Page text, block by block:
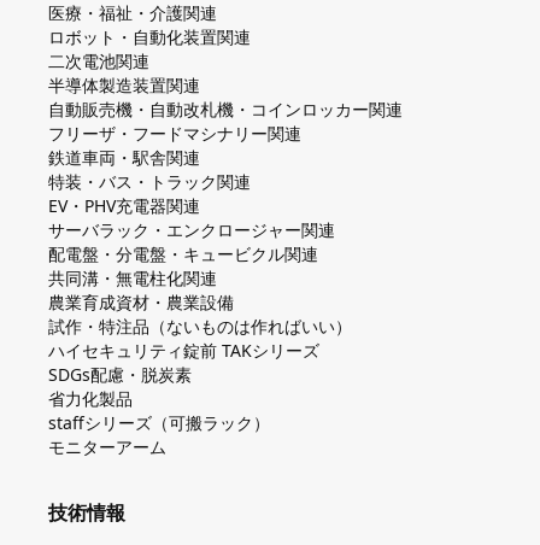
医療・福祉・介護関連
ロボット・自動化装置関連
二次電池関連
半導体製造装置関連
自動販売機・自動改札機・コインロッカー関連
フリーザ・フードマシナリー関連
鉄道車両・駅舎関連
特装・バス・トラック関連
EV・PHV充電器関連
サーバラック・エンクロージャー関連
配電盤・分電盤・キュービクル関連
共同溝・無電柱化関連
農業育成資材・農業設備
試作・特注品（ないものは作ればいい）
ハイセキュリティ錠前 TAKシリーズ
SDGs配慮・脱炭素
省力化製品
staffシリーズ（可搬ラック）
モニターアーム
技術情報